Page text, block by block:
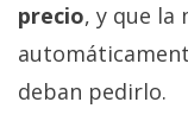
precio, y que la
deban pedirlo.